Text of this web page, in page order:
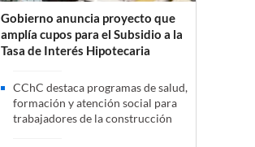
Gobierno anuncia proyecto que
amplía cupos para el Subsidio a la
Tasa de Interés Hipotecaria
CChC destaca programas de salud,
formación y atención social para
trabajadores de la construcción